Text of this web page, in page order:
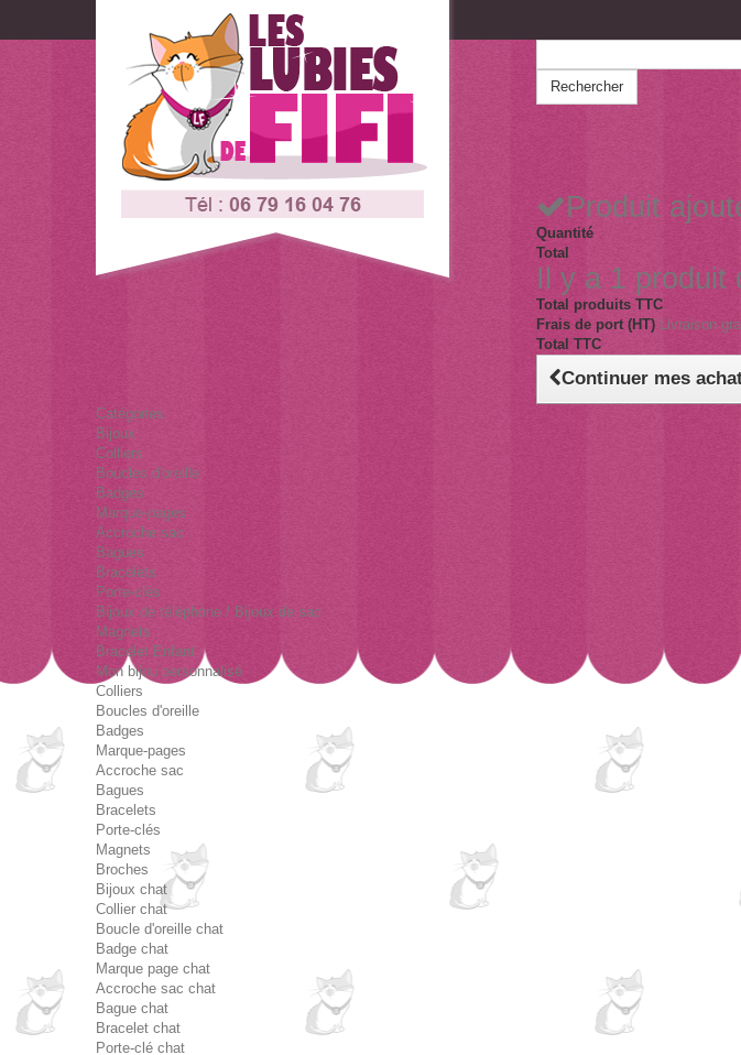
Contactez-nous
Rechercher
Produit
Quantité
Total
Il y a 1 produit
Total produits TTC
Frais de port (HT) Livraison
Total TTC
Continuer mes
Catégories
Bijoux
Colliers
Boucles d'oreille
Badges
Marque-pages
Accroche sac
Bagues
Bracelets
Porte-clés
Bijoux de téléphone / Bijoux de sac
Magnets
Bracelet Enfant
Mon bijou personnalisé
Colliers
Boucles d'oreille
Badges
Marque-pages
Accroche sac
Bagues
Bracelets
Porte-clés
Magnets
Broches
Bijoux chat
Collier chat
Boucle d'oreille chat
Badge chat
Marque page chat
Accroche sac chat
Bague chat
Bracelet chat
Porte-clé chat